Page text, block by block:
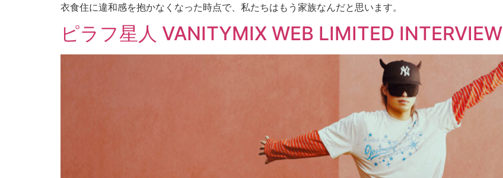
衣食住に違和感を抱かなくなった時点で、私たちはもう家族なんだと思います。
ピラフ星人 VANITYMIX WEB LIMITED INTERVIEW